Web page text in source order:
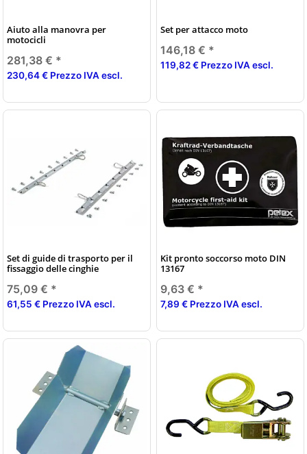
Aiuto alla manovra per
motocicli
281,38 € *
230,64 € Prezzo IVA escl.
Set per attacco moto
146,18 € *
119,82 € Prezzo IVA escl.
Set di guide di trasporto per il
fissaggio delle cinghie
75,09 € *
61,55 € Prezzo IVA escl.
Kit pronto soccorso moto DIN
13167
9,63 € *
7,89 € Prezzo IVA escl.